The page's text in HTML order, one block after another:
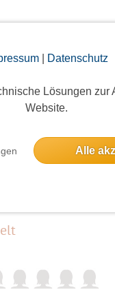
| Datenschutz
Lösungen zur
Website.
Alle
Herbstlaub